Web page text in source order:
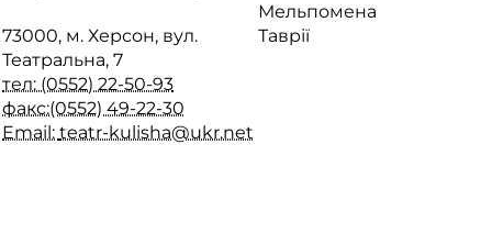
73000, м. Херсон, вул.
Театральна, 7
тел: (0552) 22-50-93
факс:(0552) 49-22-30
Email: teatr-kulisha@ukr.net
Мельпомена
Таврії